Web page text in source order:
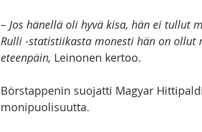
– Jos hänellä oli hyvä kisa, hän ei tullut
Rulli -statistiikasta monesti hän on ollut
eteenpäin, Leinonen kertoo.
Börstappenin suojatti Magyar
monipuolisuutta.